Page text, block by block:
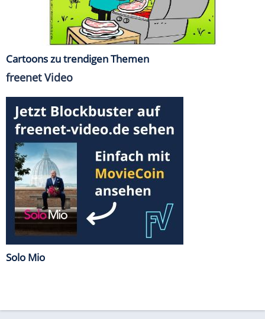
Cartoons zu trendigen Themen
freenet Video
Solo Mio